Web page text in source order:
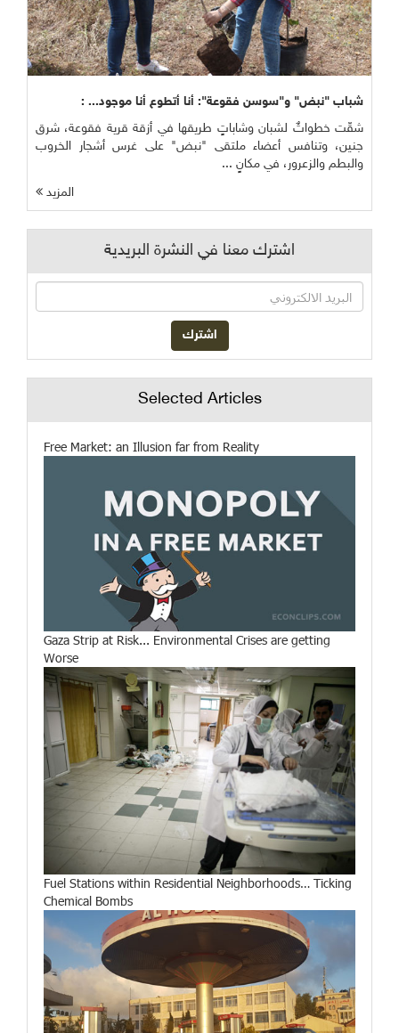
شباب "نبض" و"سوسن فقوعة": أنا أتطوع أنا موجود... :
شقّت خطواتٌ لشبان وشاباتٍ طريقها في أزقة قرية فقوعة، شرق
جنين، وتنافس أعضاء ملتقى "نبض" على غرس أشجار الخروب
والبطم والزعرور، في مكانٍ ...
المزيد
اشترك معنا في النشرة البريدية
Selected Articles
Free Market: an Illusion far from Reality
Gaza Strip at Risk... Environmental Crises are getting
Worse
Fuel Stations within Residential Neighborhoods… Ticking
Chemical Bombs